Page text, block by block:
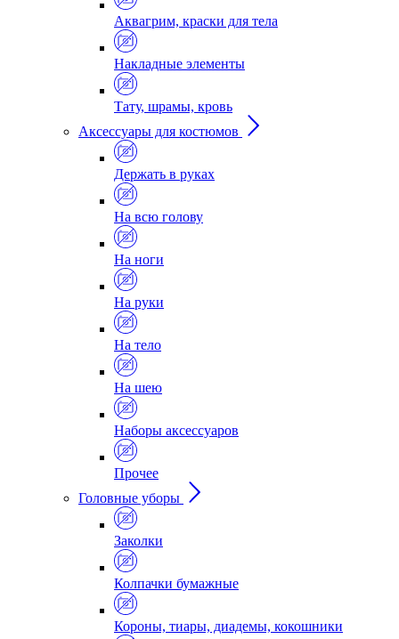
Аквагрим, краски для тела
Накладные элементы
Тату, шрамы, кровь
Аксессуары для костюмов
Держать в руках
На всю голову
На ноги
На руки
На тело
На шею
Наборы аксессуаров
Прочее
Головные уборы
Заколки
Колпачки бумажные
Короны, тиары, диадемы, кокошники